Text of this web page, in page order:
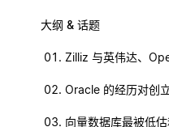
大纲 & 话题
Zilliz 与英伟达、
Oracle 的经历对创
向量数据库最被低